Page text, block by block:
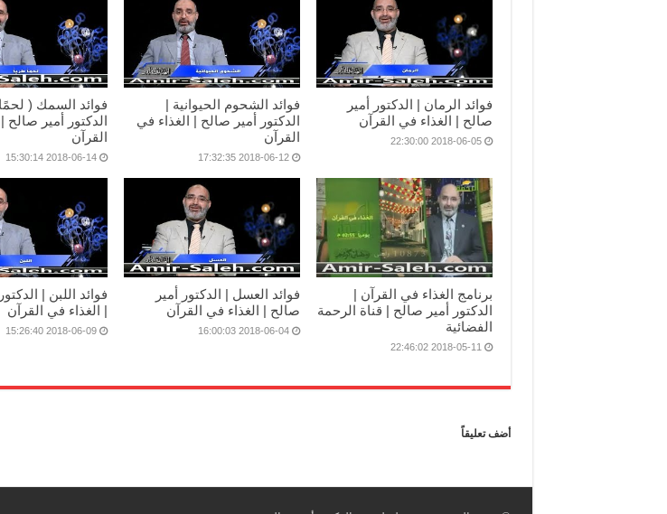
فوائد الرمان | الدكتور أمير
صالح | الغذاء في القرآن
2018-06-05 22:30:00
فوائد الشحوم الحيوانية |
الدكتور أمير صالح | الغذاء في
القرآن
2018-06-12 17:32:35
فوائد السمك (
الدكتور أمير صالح
القرآن
2018-06-14 15:30:14
برنامج الغذاء في القرآن |
الدكتور أمير صالح | قناة الرحمة
الفضائية
2018-05-11 22:46:02
فوائد العسل | الدكتور أمير
صالح | الغذاء في القرآن
2018-06-04 16:00:03
فوائد اللبن |
| الغذاء في القرآن
2018-06-09 15:26:40
أضف تعليقاً